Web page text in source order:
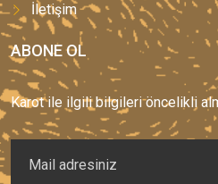
İletişim
ABONE OL
Karot ile ilgili bilgileri öncelikli